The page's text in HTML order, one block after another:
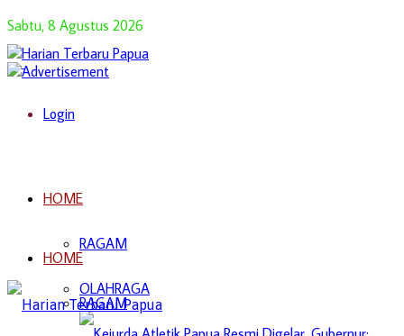
Sabtu, 8 Agustus 2026
Login
HOME
RAGAM
OLAHRAGA
HOME
RAGAM